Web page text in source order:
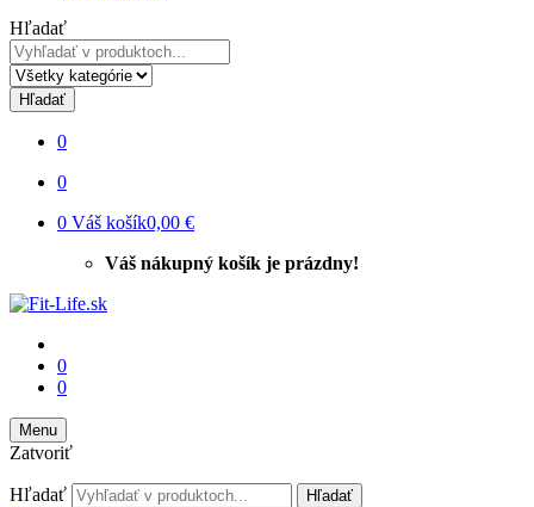
Hľadať
Hľadať
0
0
0 Váš košík0,00 €
Váš nákupný košík je prázdny!
0
0
Menu
Zatvoriť
Hľadať Hľadať